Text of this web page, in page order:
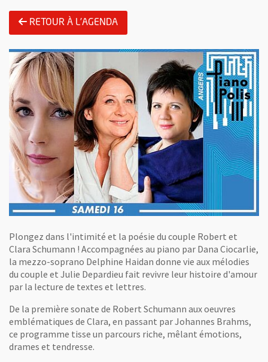
RETOUR À L'AGENDA
Plongez dans l'intimité et la poésie du couple Robert et
Clara Schumann ! Accompagnées au piano par Dana Ciocarlie,
la mezzo-soprano Delphine Haidan donne vie aux mélodies
du couple et Julie Depardieu fait revivre leur histoire d'amour
par la lecture de textes et lettres.
De la première sonate de Robert Schumann aux oeuvres
emblématiques de Clara, en passant par Johannes Brahms,
ce programme tisse un parcours riche, mêlant émotions,
drames et tendresse.